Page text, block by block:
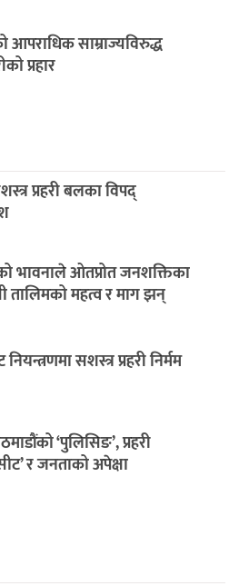
आपराधिक साम्राज्यविरुद्ध
प्रहार
प्रहरी बलका विपद्
भावनाले ओतप्रोत जनशक्तिका
तालिमको महत्व र माग झन्
सशस्त्र प्रहरी निर्मम
‘पुलिसिङ’, प्रहरी
र जनताको अपेक्षा